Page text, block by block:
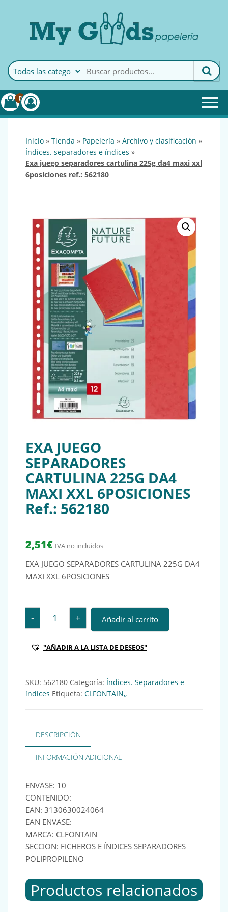
MyGoods · PapeleríaMy Goods es tu papelería
online de confianza. Podrás
encontrar todo lo necesario
0
inicio » tienda » papelería » archivo y clasificación »
índices. separadores e índices »
exa juego separadores cartulina 225g da4 maxi xxl
6posiciones ref.: 562180
EXA JUEGO
SEPARADORES
CARTULINA 225G DA4
MAXI XXL 6POSICIONES
Ref.: 562180
2,51€ IVA no incluidos
EXA JUEGO SEPARADORES CARTULINA 225G DA4
MAXI XXL 6POSICIONES
- EXA JUEGO SEPARADORES CARTULINA 225G DA4
+ Añadir al carrito
"AÑADIR A LA LISTA DE DESEOS"
SKU: 562180 Categoría: Índices. Separadores e
índices Etiqueta: CLFONTAIN,,
DESCRIPCIÓN
INFORMACIÓN ADICIONAL
ENVASE: 10
CONTENIDO:
EAN: 3130630024064
EAN ENVASE:
MARCA: CLFONTAIN
SECCION: FICHEROS E ÍNDICES SEPARADORES
POLIPROPILENO
Productos relacionados